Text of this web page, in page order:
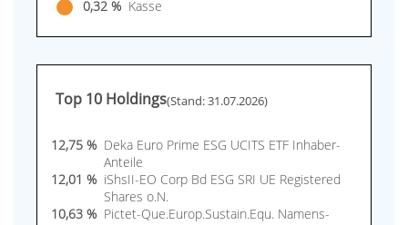
0,32 % Kasse
Top 10 Holdings(Stand: 31.07.2026)
12,75 % Deka Euro Prime ESG UCITS ETF Inhaber-
Anteile
12,01 % iShsII-EO Corp Bd ESG SRI UE Registered
Shares o.N.
10,63 % Pictet-Que.Europ.Sustain.Equ. Namens-